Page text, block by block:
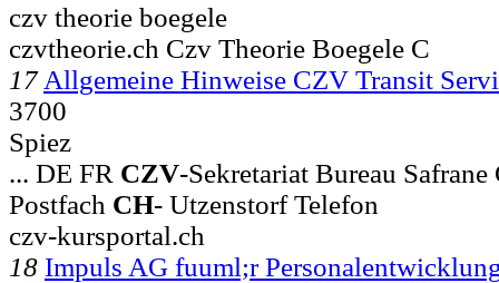
czv theorie boegele
czvtheorie.ch Czv Theorie Boegele C
17 Allgemeine Hinweise CZV Transit
3700
Spiez
... DE FR CZV-Sekretariat Bureau
Postfach CH- Utzenstorf Telefon
czv-kursportal.ch
18 Impuls AG fuuml;r